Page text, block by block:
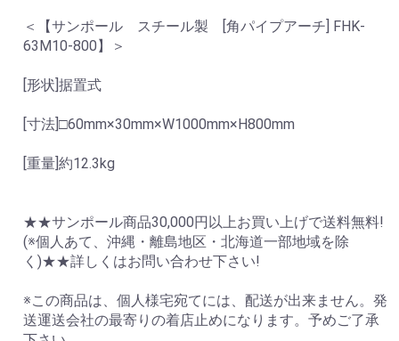
＜【サンポール スチール製 [角パイプアーチ] FHK-
63M10-800】＞
[形状]据置式
[寸法]□60mm×30mm×W1000mm×H800mm
[重量]約12.3kg
★★サンポール商品30,000円以上お買い上げで送料無料!
(※個人あて、沖縄・離島地区・北海道一部地域を除
く)★★詳しくはお問い合わせ下さい!
※この商品は、個人様宅宛てには、配送が出来ません。発
送運送会社の最寄りの着店止めになります。予めご了承